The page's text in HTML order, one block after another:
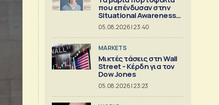
που επένδυσαν στην
Situational Awareness
πριν καταρρεύσει
05.08.2026 | 23:40
MARKETS
Μικτές τάσεις στη Wall
Street - Κέρδη για τον
Dow Jones
05.08.2026 | 23:23